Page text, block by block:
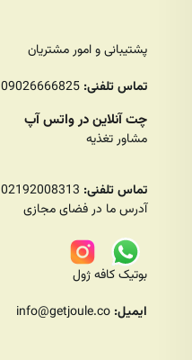
پشتیبانی و امور مشتریان
تماس تلفنی: 09026666825 02192008313
چت آنلاین در واتس آپ
مشاور تغذیه
تماس تلفنی: 02192008313
آدرس ما در فضای مجازی
بوتیک کافه ژول
ایمیل: info@getjoule.co